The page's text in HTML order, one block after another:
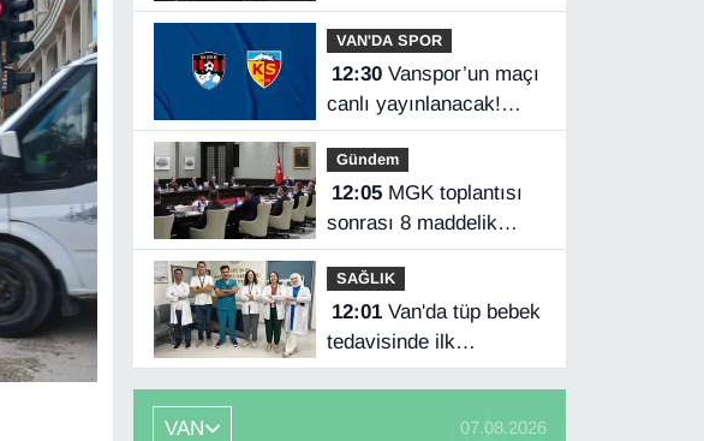
250 öğrenci alınacak
VAN'DA SPOR
12:30Vanspor’un maçı
canlı yayınlanacak!
Vanspor – Kayserispor
maçı hangi kanalda,
saat kaçta?
Gündem
12:05MGK toplantısı
sonrası 8 maddelik
açıklama
SAĞLIK
12:01Van'da tüp bebek
tedavisinde ilk
gebelikler başladı
VAN 07.08.2026